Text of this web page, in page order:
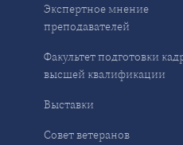
Экспертное мнение
преподавателей
Факультет подготовки
высшей квалификации
Выставки
Совет ветеранов